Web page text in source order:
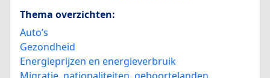
Thema overzichten:
Auto’s
Gezondheid
Energieprijzen en energieverbruik